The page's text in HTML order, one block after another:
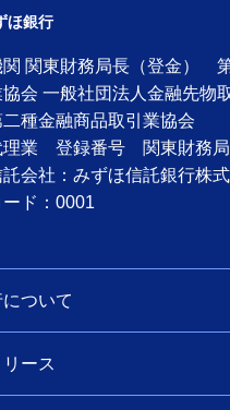
ほ銀行
関 関東財務局長（登金）
協会 一般社団法人金融先
種金融商品取引業協会
理業 登録番号 関東財務局
会社：みずほ信託銀行株
ド：0001
ついて
ース